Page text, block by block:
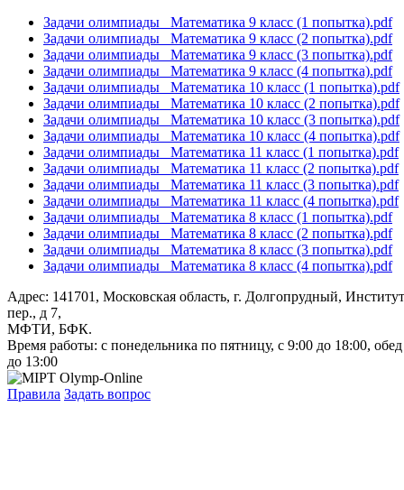
Задачи олимпиады_ Математика 9 класс (1 попытка).pdf
Задачи олимпиады_ Математика 9 класс (2 попытка).pdf
Задачи олимпиады_ Математика 9 класс (3 попытка).pdf
Задачи олимпиады_ Математика 9 класс (4 попытка).pdf
Задачи олимпиады_ Математика 10 класс (1 попытка).pdf
Задачи олимпиады_ Математика 10 класс (2 попытка).pdf
Задачи олимпиады_ Математика 10 класс (3 попытка).pdf
Задачи олимпиады_ Математика 10 класс (4 попытка).pdf
Задачи олимпиады_ Математика 11 класс (1 попытка).pdf
Задачи олимпиады_ Математика 11 класс (2 попытка).pdf
Задачи олимпиады_ Математика 11 класс (3 попытка).pdf
Задачи олимпиады_ Математика 11 класс (4 попытка).pdf
Задачи олимпиады_ Математика 8 класс (1 попытка).pdf
Задачи олимпиады_ Математика 8 класс (2 попытка).pdf
Задачи олимпиады_ Математика 8 класс (3 попытка).pdf
Задачи олимпиады_ Математика 8 класс (4 попытка).pdf
Адрес: 141701, Московская область, г. Долгопрудный,
пер., д 7,
МФТИ, БФК.
Время работы: с понедельника по пятницу, с 9:00 до 18:00,
до 13:00
Правила Задать вопрос